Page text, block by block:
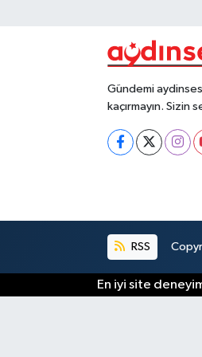
Gündemi
kaçırmayın. Sizin
RSS
En iyi site